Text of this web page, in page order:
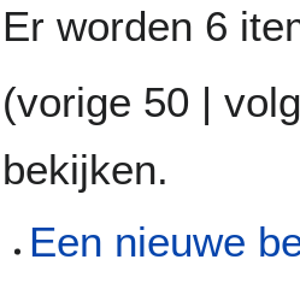
Er worden 6
(vorige 50 |
bekijken.
Een nieuwe